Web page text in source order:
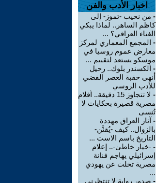
اخبار الأدب والفن
- من نحيب -تموز- إلى
كاظم الساهر.. لماذا يبكي
الغناء العراقي؟ ...
- المجمع المعماري لمركز
معارض عموم روسيا في
موسكو يستعد لتقييم ...
- ألكسندر بلوك.. رحيل
أنهى حقبة العصر الفضي
للأدب الروسي
-
لا تتجاوز 15 دقيقة.. أفلام
مصرية قصيرة بحكايات لا
تُنسى
- آثار العراق مهددة
بالزوال.. كيف -يُقنَّن-
التاريخ باسم الاست ...
- -خيار خاطئ-.. إعلام
إسرائيلي يهاجم فنانة
مصرية تخلت عن يهودي
...
- صدور رواية لا تنتظرني